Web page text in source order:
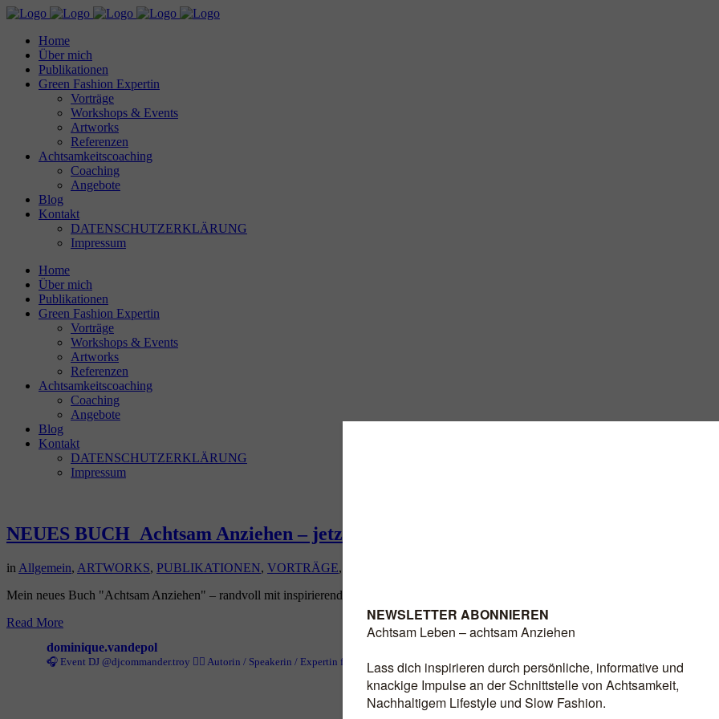
Home
Über mich
Publikationen
Green Fashion Expertin
Vorträge
Workshops & Events
Artworks
Referenzen
Achtsamkeitscoaching
Coaching
Angebote
Blog
Kontakt
DATENSCHUTZERKLÄRUNG
Impressum
Home
Über mich
Publikationen
Green Fashion Expertin
Vorträge
Workshops & Events
Artworks
Referenzen
Achtsamkeitscoaching
Coaching
Angebote
Blog
Kontakt
DATENSCHUTZERKLÄRUNG
Impressum
NEUES BUCH_Achtsam Anziehen – jetzt im Handel!
in Allgemein, ARTWORKS, PUBLIKATIONEN, VORTRÄGE,
Mein neues Buch "Achtsam Anziehen" – randvoll mit inspirierenden Slow Fashion–Insights, kreativen Impulsen und Alltags-Hacks – jetzt
Read More
dominique.vandepol
🎧 Event DJ @djcommander.troy ✍🏻 Autorin / Speakerin / Expertin für nachhaltige Mode & Achtsamkeit 🌿 Coachin für fragenbasierte Stressreduktion